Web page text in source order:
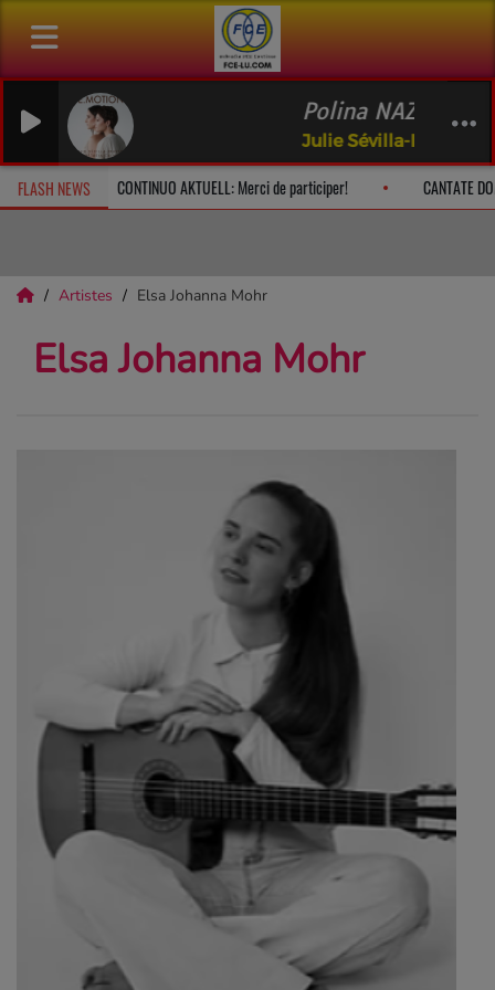
Polina
Julie Sévilla-Fraysse,
FLASH NEWS
à 10h CONTINUO AKTUELL: Merci de participer! CANTATE
Artistes Elsa Johanna Mohr
Elsa Johanna Mohr